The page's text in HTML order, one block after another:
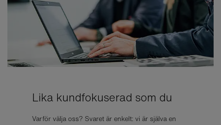
Lika kundfokuserad som du
Varför välja oss? Svaret är enkelt: vi är själva en